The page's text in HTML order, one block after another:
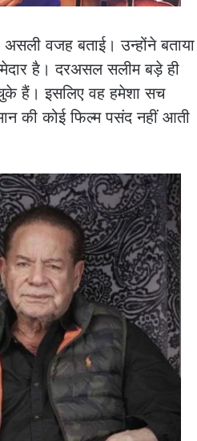
वजह बताई। उन्होंने बताया
है। दरअसल सलीम बड़े ही
चुके हैं। इसलिए वह हमेशा सच
की कोई फिल्म पसंद नहीं आती